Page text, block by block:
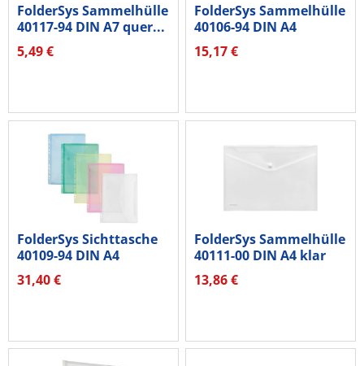
FolderSys Sammelhülle
40117-94 DIN A7 quer...
5,49 €
FolderSys Sammelhülle
40106-94 DIN A4
sortiert...
15,17 €
FolderSys Sichttasche
40109-94 DIN A4
farbig...
31,40 €
FolderSys Sammelhülle
40111-00 DIN A4 klar
tr...
13,86 €